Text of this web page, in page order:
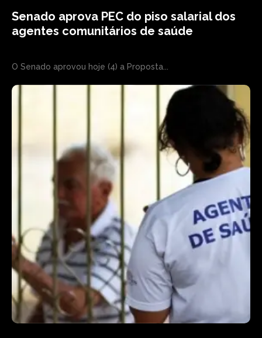
Senado aprova PEC do piso salarial dos
agentes comunitários de saúde
O Senado aprovou hoje (4) a Proposta...